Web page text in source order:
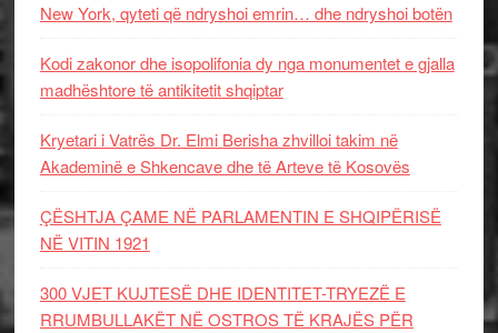
New York, qyteti që ndryshoi emrin… dhe ndryshoi botën
Kodi zakonor dhe isopolifonia dy nga monumentet e gjalla
madhështore të antikitetit shqiptar
Kryetari i Vatrës Dr. Elmi Berisha zhvilloi takim në
Akademinë e Shkencave dhe të Arteve të Kosovës
ÇËSHTJA ÇAME NË PARLAMENTIN E SHQIPËRISË
NË VITIN 1921
300 VJET KUJTESË DHE IDENTITET-TRYEZË E
RRUMBULLAKËT NË OSTROS TË KRAJËS PËR